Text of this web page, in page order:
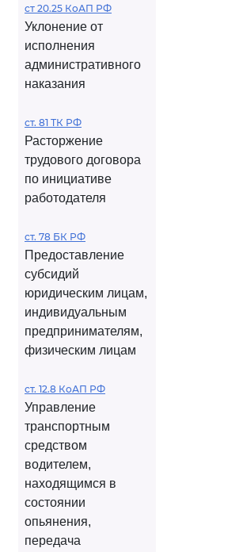
ст 20.25 КоАП РФ
Уклонение от
исполнения
административного
наказания
ст. 81 ТК РФ
Расторжение
трудового договора
по инициативе
работодателя
ст. 78 БК РФ
Предоставление
субсидий
юридическим лицам,
индивидуальным
предпринимателям,
физическим лицам
ст. 12.8 КоАП РФ
Управление
транспортным
средством
водителем,
находящимся в
состоянии
опьянения,
передача